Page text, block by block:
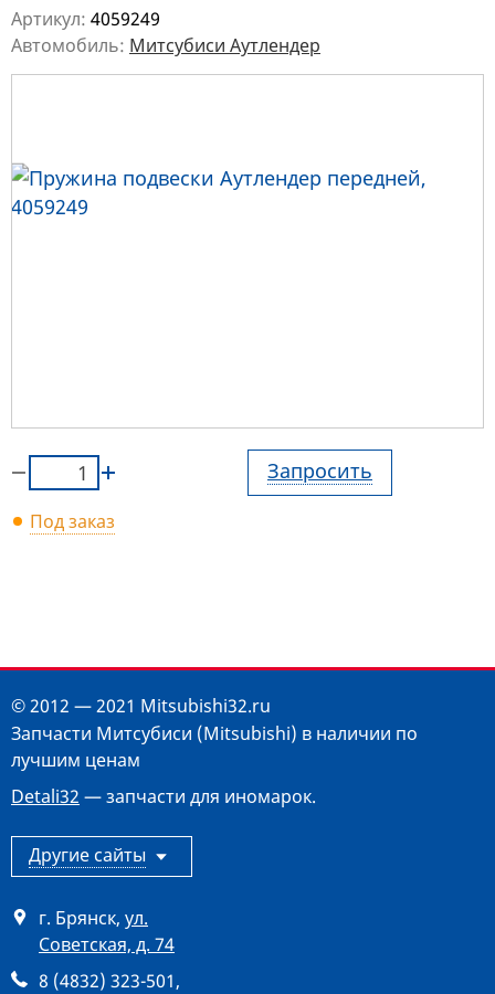
Артикул: 4059249
Автомобиль: Митсубиси Аутлендер
Запросить
Под заказ
© 2012 — 2021 Mitsubishi32.ru
Запчасти Митсубиси (Mitsubishi) в наличии по
лучшим ценам
Detali32 — запчасти для иномарок.
Другие сайты
г. Брянск, ул.
Советская, д. 74
8 (4832) 323-501,